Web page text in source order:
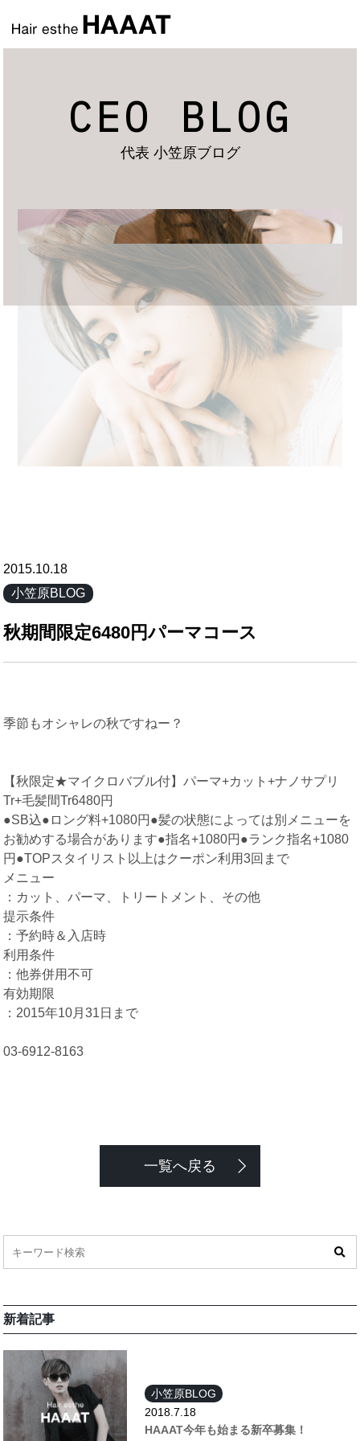
CEO BLOG
代表 小笠原ブログ
2015.10.18
小笠原BLOG
秋期間限定6480円パーマコース
季節もオシャレの秋ですねー？
【秋限定★マイクロバブル付】パーマ+カット+ナノサプリ
Tr+毛髪間Tr6480円
●SB込●ロング料+1080円●髪の状態によっては別メニューを
お勧めする場合があります●指名+1080円●ランク指名+1080
円●TOPスタイリスト以上はクーポン利用3回まで
メニュー
：カット、パーマ、トリートメント、その他
提示条件
：予約時＆入店時
利用条件
：他券併用不可
有効期限
：2015年10月31日まで
03-6912-8163
一覧へ戻る
新着記事
小笠原BLOG
2018.7.18
HAAAT今年も始まる新卒募集！